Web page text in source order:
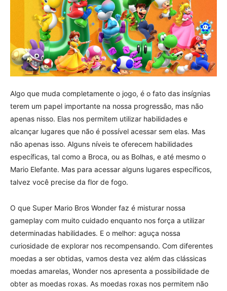
Algo que muda completamente o jogo, é o fato das insígnias
terem um papel importante na nossa progressão, mas não
apenas nisso. Elas nos permitem utilizar habilidades e
alcançar lugares que não é possível acessar sem elas. Mas
não apenas isso. Alguns níveis te oferecem habilidades
específicas, tal como a Broca, ou as Bolhas, e até mesmo o
Mario Elefante. Mas para acessar alguns lugares específicos,
talvez você precise da flor de fogo.
O que Super Mario Bros Wonder faz é misturar nossa
gameplay com muito cuidado enquanto nos força a utilizar
determinadas habilidades. E o melhor: aguça nossa
curiosidade de explorar nos recompensando. Com diferentes
moedas a ser obtidas, vamos desta vez além das clássicas
moedas amarelas, Wonder nos apresenta a possibilidade de
obter as moedas roxas. As moedas roxas nos permitem não